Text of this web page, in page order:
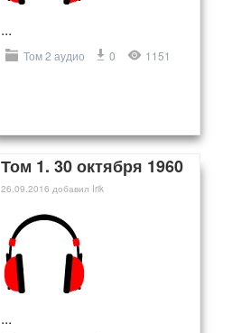
...
Том 2 аудио 0 1151
Том 1. 30 октября 1960
26.09.2016 добавил Irik
...